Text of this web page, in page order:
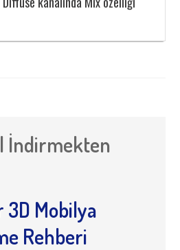
İndirmekten
3D Mobilya
Rehberi